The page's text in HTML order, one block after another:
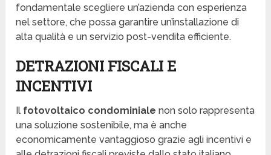
fondamentale scegliere un’azienda con esperienza
nel settore, che possa garantire un’installazione di
alta qualità e un servizio post-vendita efficiente.
DETRAZIONI FISCALI E
INCENTIVI
Il fotovoltaico condominiale non solo rappresenta
una soluzione sostenibile, ma è anche
economicamente vantaggioso grazie agli incentivi e